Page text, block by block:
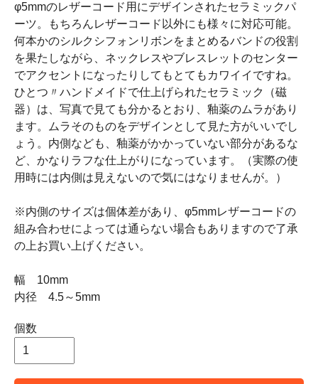
φ5mmのレザーコード用にデザインされたセラミックパ
ーツ。もちろんレザーコード以外にも様々に対応可能。
何本かのシルクシフォンリボンをまとめるバンドの役割
を果たしながら、ネックレスやブレスレットのセンター
でアクセントになったりしてもとてもカワイイですね。
ひとつ〃ハンドメイドで仕上げられたセラミック（磁
器）は、写真で見ても分かるとおり、釉薬のムラがあり
ます。ムラそのものをデザインとして見た方がいいでし
ょう。内側なども、釉薬がかかっていない部分があるな
ど、かなりラフな仕上がりになっています。（実際の使
用時には内側は見えないので気にはなりませんが。）
※内側のサイズは個体差があり、φ5mmレザーコードの
組み合わせによっては通らない場合もありますので了承
の上お買い上げください。
幅 10mm
内径 4.5～5mm
個数